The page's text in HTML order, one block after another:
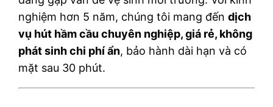
nghiệm hơn 5 năm, chúng tôi mang đếndịch
vụ hút hầm cầu chuyên nghiệp, giá rẻ, không
phát sinh chi phí ẩn, bảo hành dài hạn và có
mặt sau 30 phút.